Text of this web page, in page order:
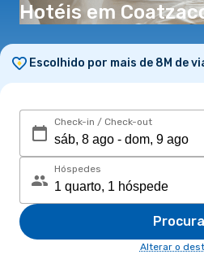
Hotéis em
Escolhido por mais de 8M de
Check-in / Check-out
Hóspedes
Alterar o